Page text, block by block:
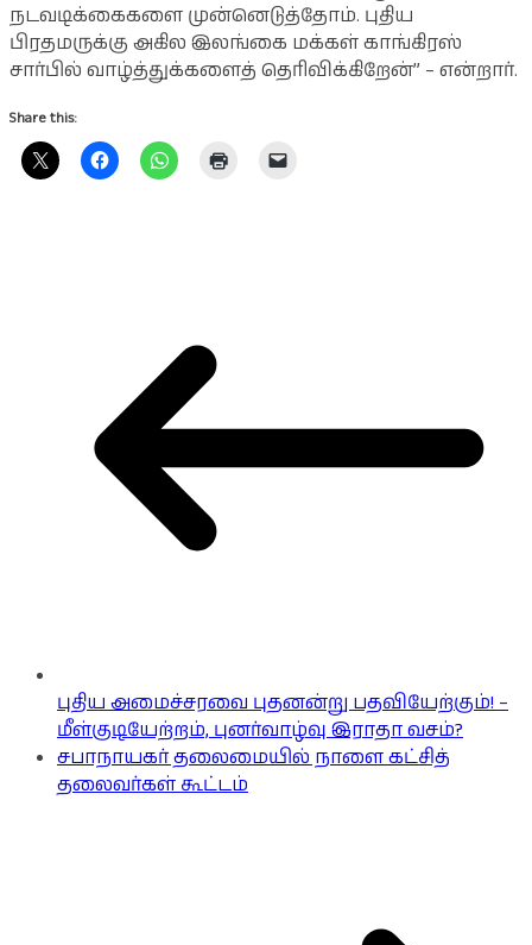
நடவடிக்கைகளை முன்னெடுத்தோம். புதிய
பிரதமருக்கு அகில இலங்கை மக்கள் காங்கிரஸ்
சார்பில் வாழ்த்துக்களைத் தெரிவிக்கிறேன்” – என்றார்.
Share this:
புதிய அமைச்சரவை புதனன்று பதவியேற்கும்! –
மீள்குடியேற்றம், புனர்வாழ்வு இராதா வசம்?
சபாநாயகர் தலைமையில் நாளை கட்சித்
தலைவர்கள் கூட்டம்